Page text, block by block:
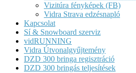
Vizitúra fényképek (FB)
Vidra Strava edzésnapló
Kapcsolat
Sí & Snowboard szerviz
vidRUNNING
Vidra Útvonalgyűjtemény
DZD 300 bringa regisztráció
DZD 300 bringás teljesítések